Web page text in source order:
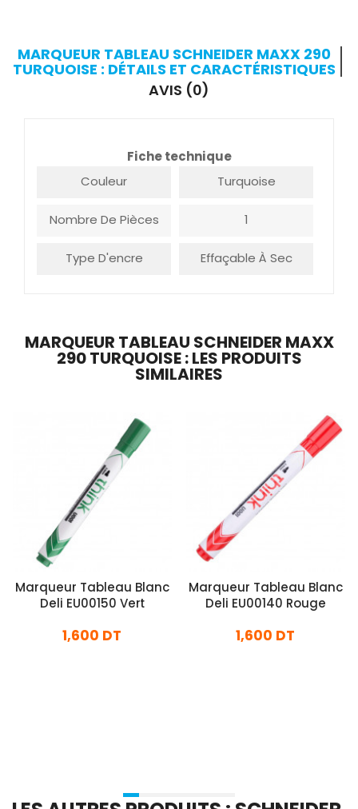
MARQUEUR TABLEAU SCHNEIDER MAXX 290
TURQUOISE : DÉTAILS ET CARACTÉRISTIQUES
AVIS (0)
Fiche technique
Couleur
Turquoise
Nombre De Pièces 1
Type D'encre Effaçable À Sec
MARQUEUR TABLEAU SCHNEIDER MAXX
290 TURQUOISE : LES PRODUITS
SIMILAIRES
Marqueur Tableau Blanc
Deli EU00150 Vert
1,600 DT
Marqueur Tableau Blanc
Deli EU00140 Rouge
1,600 DT